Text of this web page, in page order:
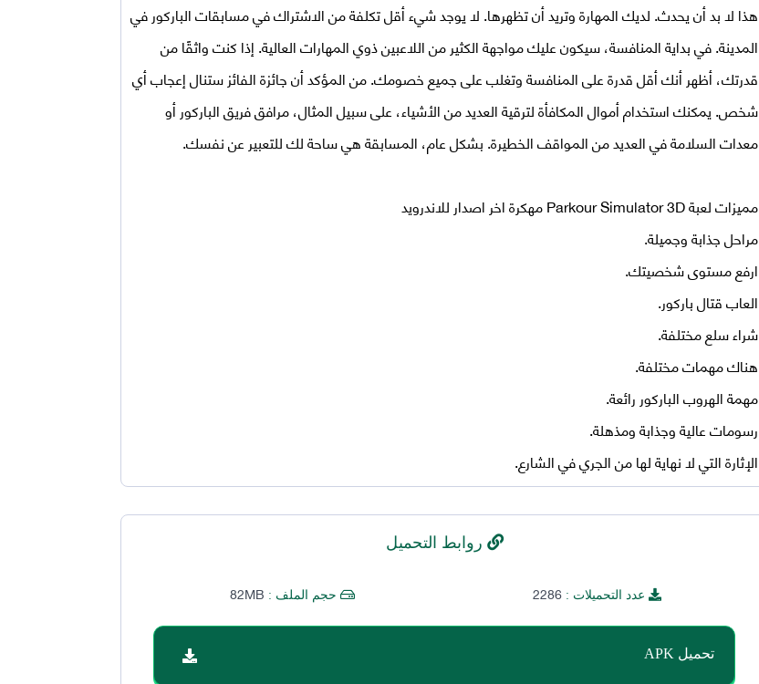
هذا لا بد أن يحدث. لديك المهارة وتريد أن تظهرها. لا يوجد شيء أقل تكلفة من الاشتراك في مسابقات الباركور في
المدينة. في بداية المنافسة، سيكون عليك مواجهة الكثير من اللاعبين ذوي المهارات العالية. إذا كنت واثقًا من
قدرتك، أظهر أنك أقل قدرة على المنافسة وتغلب على جميع خصومك. من المؤكد أن جائزة الفائز ستنال إعجاب أي
شخص. يمكنك استخدام أموال المكافأة لترقية العديد من الأشياء، على سبيل المثال، مرافق فريق الباركور أو
معدات السلامة في العديد من المواقف الخطيرة. بشكل عام، المسابقة هي ساحة لك للتعبير عن نفسك.
مميزات لعبةParkour Simulator 3D مهكرة اخر اصدار للاندرويد
مراحل جذابة وجميلة.
ارفع مستوى شخصيتك.
العاب قتال باركور.
شراء سلع مختلفة.
هناك مهمات مختلفة.
مهمة الهروب الباركور رائعة.
رسومات عالية وجذابة ومذهلة.
الإثارة التي لا نهاية لها من الجري في الشارع.
روابط التحميل
عدد التحميلات :2286 حجم الملف : 82MB
تحميل APK